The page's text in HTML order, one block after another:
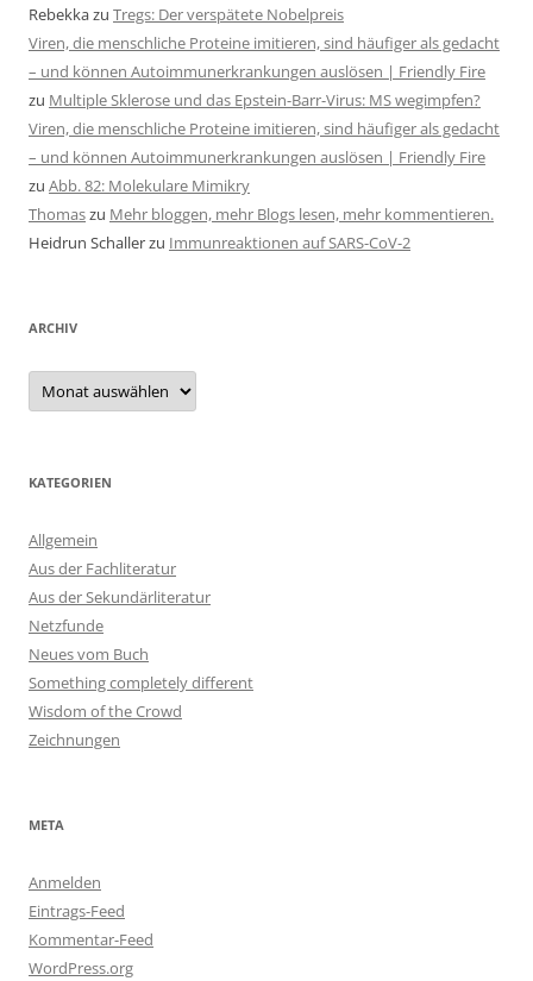
Rebekkazu Tregs: Der verspätete Nobelpreis
Viren, die menschliche Proteine imitieren, sind häufiger als gedacht
– und können Autoimmunerkrankungen auslösen | Friendly Fire
zu Multiple Sklerose und das Epstein-Barr-Virus: MS wegimpfen?
Viren, die menschliche Proteine imitieren, sind häufiger als gedacht
– und können Autoimmunerkrankungen auslösen | Friendly Fire
zu Abb. 82: Molekulare Mimikry
Thomaszu Mehr bloggen, mehr Blogs lesen, mehr kommentieren.
Heidrun Schallerzu Immunreaktionen auf SARS-CoV-2
ARCHIV
Archiv
KATEGORIEN
Allgemein
Aus der Fachliteratur
Aus der Sekundärliteratur
Netzfunde
Neues vom Buch
Something completely different
Wisdom of the Crowd
Zeichnungen
META
Anmelden
Eintrags-Feed
Kommentar-Feed
WordPress.org